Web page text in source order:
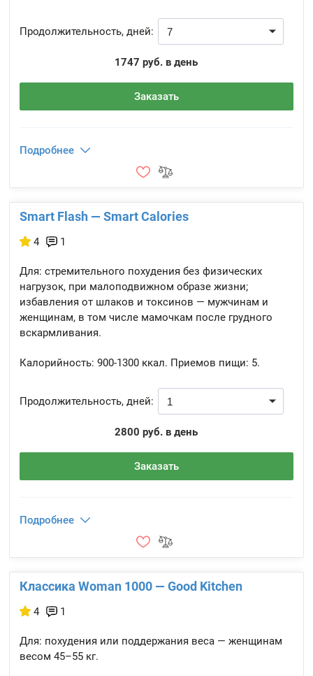
Продолжительность, дней:
1747 руб. в день
Заказать
Подробнее
Smart Flash — Smart Calories
4 1
Для: стремительного похудения без физических
нагрузок, при малоподвижном образе жизни;
избавления от шлаков и токсинов — мужчинам и
женщинам, в том числе мамочкам после грудного
вскармливания.
Калорийность: 900-1300 ккал. Приемов пищи: 5.
Продолжительность, дней:
2800 руб. в день
Заказать
Подробнее
Классика Woman 1000 — Good Kitchen
4 1
Для: похудения или поддержания веса — женщинам
весом 45–55 кг.